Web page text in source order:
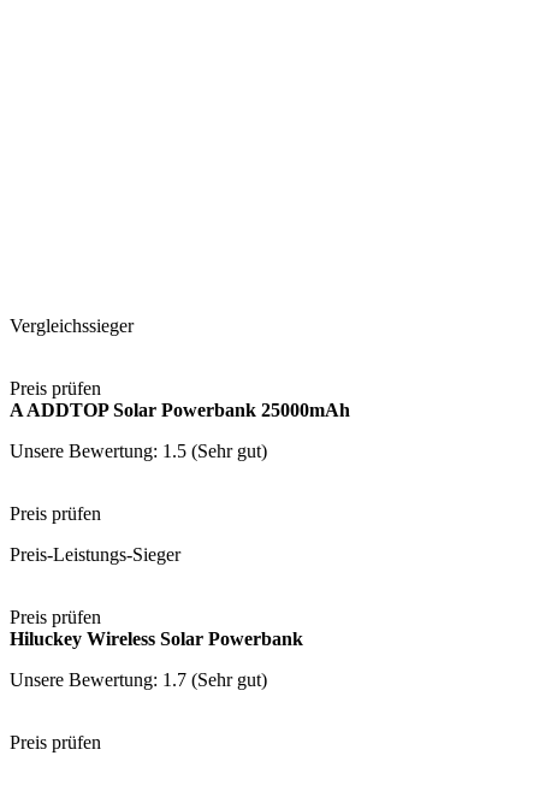
Vergleichssieger
Preis prüfen
A ADDTOP Solar Powerbank 25000mAh
Unsere Bewertung: 1.5 (Sehr gut)
Preis prüfen
Preis-Leistungs-Sieger
Preis prüfen
Hiluckey Wireless Solar Powerbank
Unsere Bewertung: 1.7 (Sehr gut)
Preis prüfen